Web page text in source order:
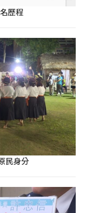
歷程
民身分